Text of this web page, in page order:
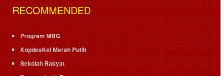
RECOMMENDED
Program MBG
KopdesKel Merah Putih
Sekolah Rakyat